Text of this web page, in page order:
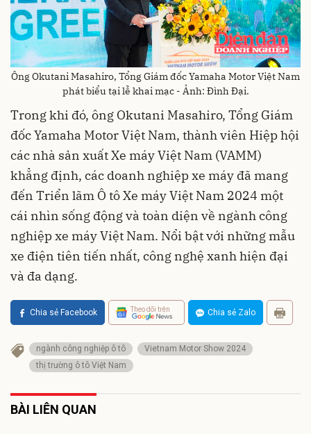
Ông Okutani Masahiro, Tổng Giám đốc Yamaha Motor Việt Nam
phát biểu tại lễ khai mạc - Ảnh: Đình Đại.
Trong khi đó, ông Okutani Masahiro, Tổng Giám
đốc Yamaha Motor Việt Nam, thành viên Hiệp hội
các nhà sản xuất Xe máy Việt Nam (VAMM)
khẳng định, các doanh nghiệp xe máy đã mang
đến Triển lãm Ô tô Xe máy Việt Nam 2024 một
cái nhìn sống động và toàn diện về ngành công
nghiệp xe máy Việt Nam. Nổi bật với những mẫu
xe điện tiên tiến nhất, công nghệ xanh hiện đại
và đa dạng.
Chia sẻ Facebook Theo dõi trên Chia sẻ Zalo
ngành công nghiệp ô tô
Vietnam Motor Show 2024
thị trường ô tô Việt Nam
BÀI LIÊN QUAN